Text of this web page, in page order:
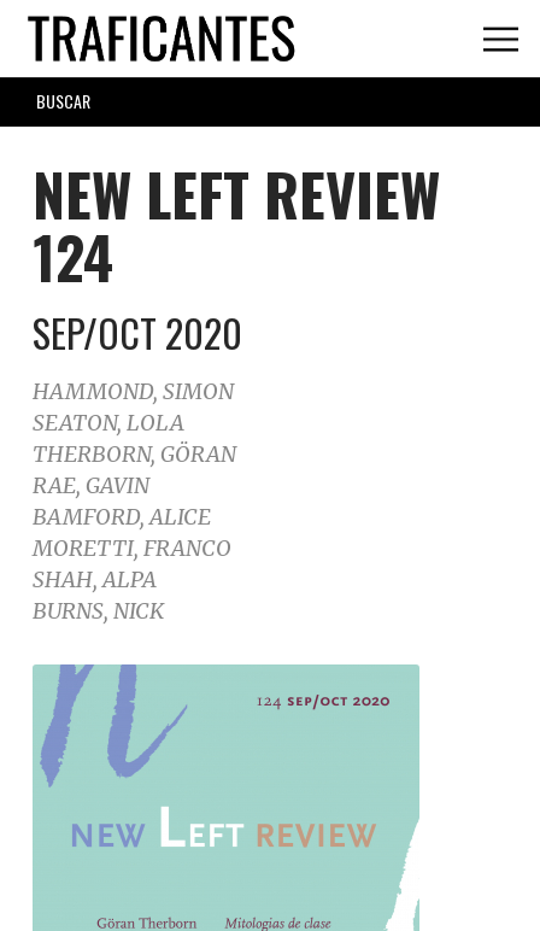
Skip
main
content
SEARCH
FORM
NEW LEFT REVIEW
124
SEP/OCT 2020
HAMMOND, SIMON
SEATON, LOLA
THERBORN, GÖRAN
RAE, GAVIN
BAMFORD, ALICE
MORETTI, FRANCO
SHAH, ALPA
BURNS, NICK